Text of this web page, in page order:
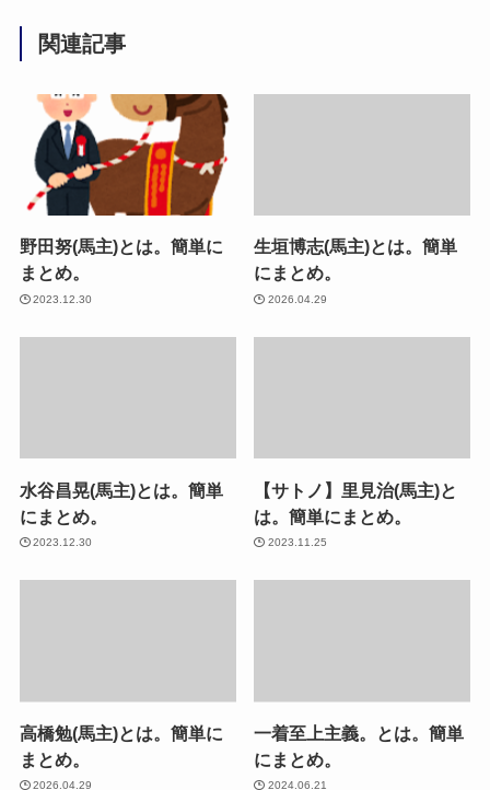
関連記事
野田努(馬主)とは。簡単に
まとめ。
2023.12.30
生垣博志(馬主)とは。簡単
にまとめ。
2026.04.29
水谷昌晃(馬主)とは。簡単
にまとめ。
2023.12.30
【サトノ】里見治(馬主)と
は。簡単にまとめ。
2023.11.25
高橋勉(馬主)とは。簡単に
まとめ。
2026.04.29
一着至上主義。とは。簡単
にまとめ。
2024.06.21